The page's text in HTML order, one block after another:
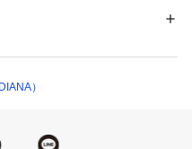
ポケット×１、オープンポケ
付いた２WAYデザインで
チ140mm/持ち手200mm
）